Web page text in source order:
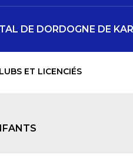
ET LICENCIÉS
DE DORDOGNE DE